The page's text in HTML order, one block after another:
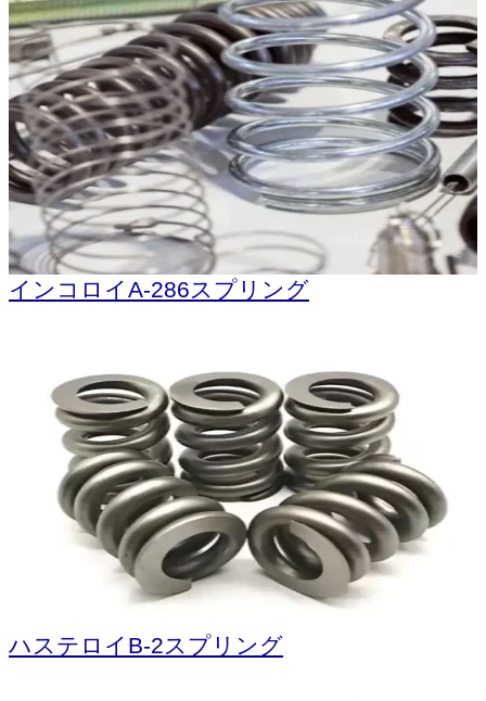
インコロイA-286スプリング
ハステロイB-2スプリング